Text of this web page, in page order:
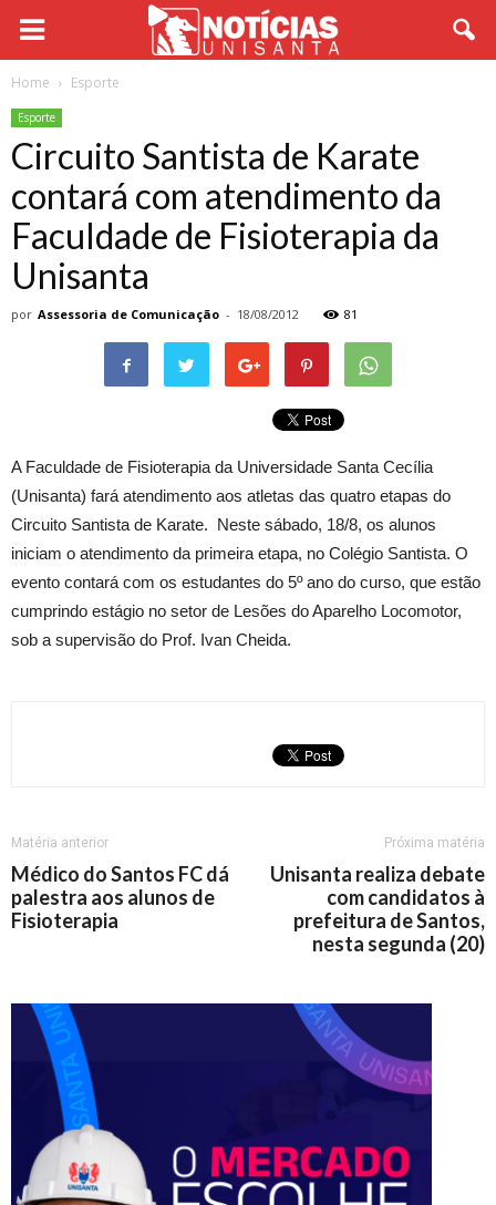
Home Esporte
Esporte
Circuito Santista de Karate
contará com atendimento da
Faculdade de Fisioterapia da
Unisanta
por Assessoria de Comunicação - 18/08/2012 81
A Faculdade de Fisioterapia da Universidade Santa Cecília
(Unisanta) fará atendimento aos atletas das quatro etapas do
Circuito Santista de Karate. Neste sábado, 18/8, os alunos
iniciam o atendimento da primeira etapa, no Colégio Santista. O
evento contará com os estudantes do 5º ano do curso, que estão
cumprindo estágio no setor de Lesões do Aparelho Locomotor,
sob a supervisão do Prof. Ivan Cheida.
Matéria anterior
Médico do Santos FC dá
palestra aos alunos de
Fisioterapia
Próxima matéria
Unisanta realiza debate
com candidatos à
prefeitura de Santos,
nesta segunda (20)